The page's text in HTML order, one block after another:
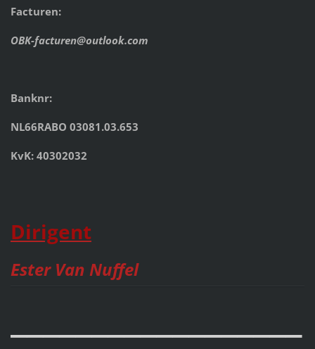
Facturen:
OBK-facturen@outlook.com
Banknr:
NL66RABO 03081.03.653
KvK: 40302032
Dirigent
Ester Van Nuffel